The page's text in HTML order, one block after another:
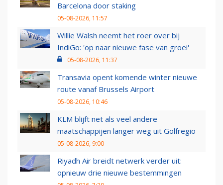
Barcelona door staking
05-08-2026, 11:57
Willie Walsh neemt het roer over bij
IndiGo: 'op naar nieuwe fase van groei'
05-08-2026, 11:37
Transavia opent komende winter nieuwe
route vanaf Brussels Airport
05-08-2026, 10:46
KLM blijft net als veel andere
maatschappijen langer weg uit Golfregio
05-08-2026, 9:00
Riyadh Air breidt netwerk verder uit:
opnieuw drie nieuwe bestemmingen